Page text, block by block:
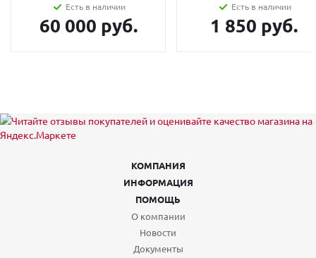
Есть в наличии
60 000 руб.
Есть в наличии
1 850 руб.
КОМПАНИЯ
ИНФОРМАЦИЯ
ПОМОЩЬ
О компании
Новости
Документы